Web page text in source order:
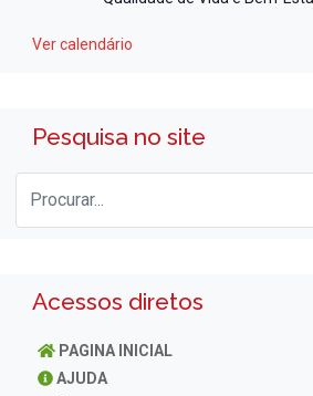
Ver calendário
Pesquisa no site
Acessos diretos
PAGINA INICIAL
AJUDA